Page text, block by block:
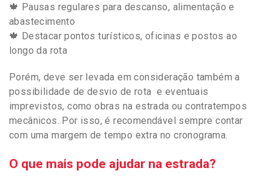
🍁 Pausas regulares para descanso, alimentação e
abastecimento
🍁 Destacar pontos turísticos, oficinas e postos ao
longo da rota
Porém, deve ser levada em consideração também a
possibilidade de desvio de rota e eventuais
imprevistos, como obras na estrada ou contratempos
mecânicos. Por isso, é recomendável sempre contar
com uma margem de tempo extra no cronograma.
O que mais pode ajudar na estrada?